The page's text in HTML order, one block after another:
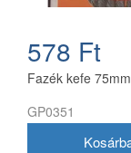
578 Ft
Fazék kefe 75mm
GP0351